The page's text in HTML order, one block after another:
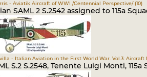
- Aviatik Aircraft of WWI /Centennial Perspective/ (10)
SAML 2 S.2542 assigned to 115a
- Italian Aviation in the First World War. Vol.3: Aircraft
S.2 S.2548, Tenente Luigi Monti,